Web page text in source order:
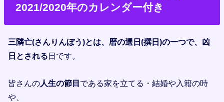
2021/2020年のカレンダー付き
三隣亡(さんりんぼう)とは、暦の選日(撰日)の一つで、凶
日とされる 日です。
皆さんの人生の節目である家を立てる・結婚や入籍の時
や、